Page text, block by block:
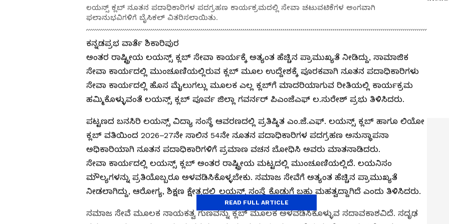
ಲಯನ್ಸ್‌ ಕ್ಲಬ್‌ ನೂತನ ಪದಾಧಿಕಾರಿಗಳ ಪದಗ್ರಹಣ ಕಾರ್ಯಕ್ರಮದಲ್ಲಿ ಸೇವಾ ಚಟುವಟಿಕೆಗಳ ಅಂಗವಾಗಿ
ಫಲಾನುಭವಿಗಳಿಗೆ ಬೈಸಿಕಲ್ ವಿತರಿಸಲಾಯಿತು.
ಕನ್ನಡಪ್ರಭ ವಾರ್ತೆ ಶಿಕಾರಿಪುರ
ಅಂತರ ರಾಷ್ಟ್ರೀಯ ಲಯನ್ಸ್ ಕ್ಲಬ್ ಸೇವಾ ಕಾರ್ಯಕ್ಕೆ ಅತ್ಯಂತ ಹೆಚ್ಚಿನ ಪ್ರಾಮುಖ್ಯತೆ ನೀಡಿದ್ದು, ಸಾಮಾಜಿಕ
ಸೇವಾ ಕಾರ್ಯದಲ್ಲಿ ಮುಂಚೂಣಿಯಲ್ಲಿರುವ ಕ್ಲಬ್ ಮೂಲ ಉದ್ದೇಶಕ್ಕೆ ಪೂರಕವಾಗಿ ನೂತನ ಪದಾಧಿಕಾರಿಗಳು
ಸೇವಾ ಕಾರ್ಯದಲ್ಲಿ ಹೊಸ ಮೈಲುಗಲ್ಲು ಮೂಲಕ ಎಲ್ಲ ಕ್ಲಬ್‌ಗೆ ಮಾದರಿಯಾಗುವ ರೀತಿಯಲ್ಲಿ ಕಾರ್ಯಕ್ರಮ
ಹಮ್ಮಿಕೊಳ್ಳುವಂತೆ ಲಯನ್ಸ್ ಕ್ಲಬ್ ಪೂರ್ವ ಜಿಲ್ಲಾ ಗವರ್ನರ್ ಪಿಎಂಜೆಎಫ್ ಲ.ಸುರೇಶ್ ಪ್ರಭು ತಿಳಿಸಿದರು.
ಪಟ್ಟಣದ ಬನಸಿರಿ ಲಯನ್ಸ್‌ ವಿದ್ಯಾ ಸಂಸ್ಥೆ ಆವರಣದಲ್ಲಿ ಪ್ರತಿಷ್ಠಿತ ಎಂ.ಜೆ.ಎಫ್. ಲಯನ್ಸ್ ಕ್ಲಬ್ ಹಾಗೂ ಲಿಯೋ
ಕ್ಲಬ್ ವತಿಯಿಂದ 2026–27ನೇ ಸಾಲಿನ 54ನೇ ನೂತನ ಪದಾಧಿಕಾರಿಗಳ ಪದಗ್ರಹಣ ಅನುಸ್ಥಾಪನಾ
ಅಧಿಕಾರಿಯಾಗಿ ನೂತನ ಪದಾಧಿಕಾರಿಗಳಿಗೆ ಪ್ರಮಾಣ ವಚನ ಬೋಧಿಸಿ ಅವರು ಮಾತನಾಡಿದರು.
ಸೇವಾ ಕಾರ್ಯದಲ್ಲಿ ಲಯನ್ಸ್‌ ಕ್ಲಬ್‌ ಅಂತರ ರಾಷ್ಟ್ರೀಯ ಮಟ್ಟದಲ್ಲಿ ಮುಂಚೂಣಿಯಲ್ಲಿದೆ. ಲಯನಿಸಂ
ಮೌಲ್ಯಗಳನ್ನು ಪ್ರತಿಯೊಬ್ಬರೂ ಅಳವಡಿಸಿಕೊಳ್ಳಬೇಕು. ಸಮಾಜ ಸೇವೆಗೆ ಅತ್ಯಂತ ಹೆಚ್ಚಿನ ಪ್ರಾಮುಖ್ಯತೆ
ನೀಡಲಾಗಿದ್ದು, ಆರೋಗ್ಯ, ಶಿಕ್ಷಣ ಕ್ಷೇತ್ರದಲ್ಲಿ ಲಯನ್ಸ್‌ ಸಂಸ್ಥೆ ಕೊಡುಗೆ ಬಹು ಮಹತ್ವದ್ದಾಗಿದೆ ಎಂದು ತಿಳಿಸಿದರು.
ಸಮಾಜ ಸೇವೆ ಮೂಲಕ ನಾಯಕತ್ವ ಗುಣವನ್ನು ಕ್ಲಬ್‌ ಮೂಲಕ ಅಳವಡಿಸಿಕೊಳ್ಳುವ ಸದಾವಕಾಶವಿದೆ. ಸದೃಢ
READ FULL ARTICLE